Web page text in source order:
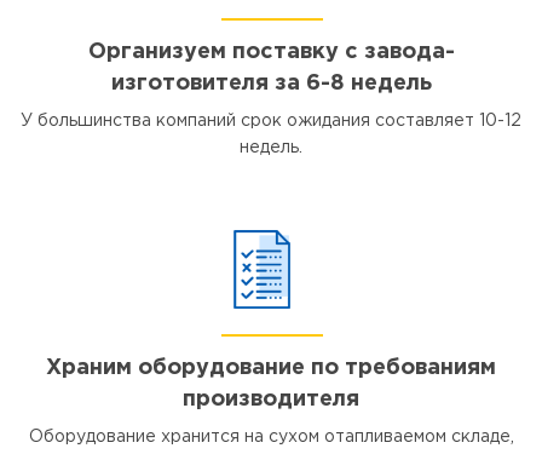
Организуем поставку с завода-
изготовителя за 6-8 недель
У большинства компаний срок ожидания составляет 10-12
недель.
Храним оборудование по требованиям
производителя
Оборудование хранится на сухом отапливаемом складе,